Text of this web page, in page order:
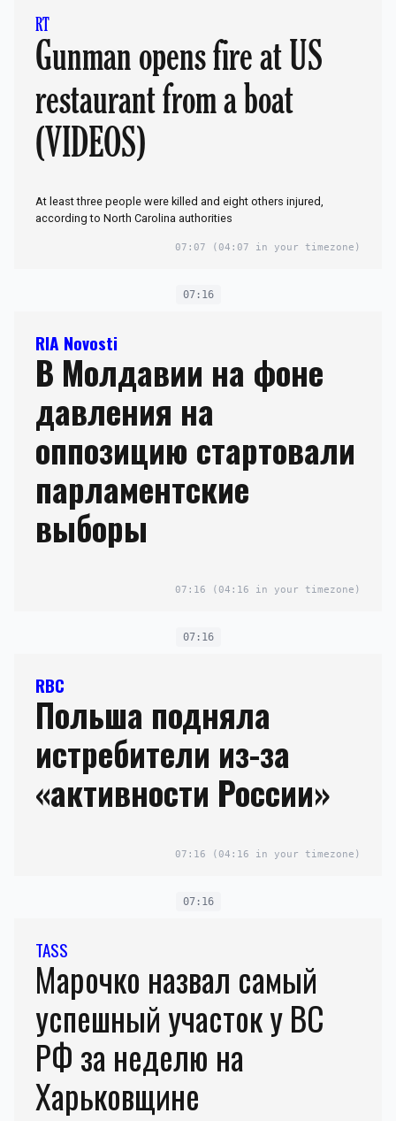
RT
Gunman opens fire at US
restaurant from a boat
(VIDEOS)
At least three people were killed and eight others injured,
according to North Carolina authorities
07:07 (04:07 in your timezone)
07:16
RIA Novosti
В Молдавии на фоне
давления на
оппозицию стартовали
парламентские
выборы
07:16 (04:16 in your timezone)
07:16
RBC
Польша подняла
истребители из-за
«активности России»
07:16 (04:16 in your timezone)
07:16
TASS
Марочко назвал самый
успешный участок у ВС
РФ за неделю на
Харьковщине